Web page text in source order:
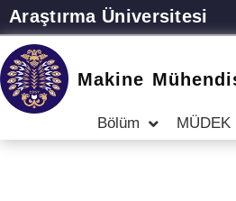
Araştırma Üniversitesi
Makine
Bölüm MÜDEK